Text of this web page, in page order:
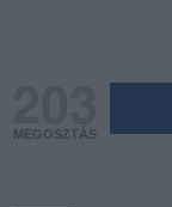
MEGOSZTÁS